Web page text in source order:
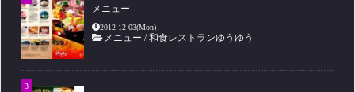
メニュー
2012-12-03(Mon)
メニュー /和食レストランゆうゆう